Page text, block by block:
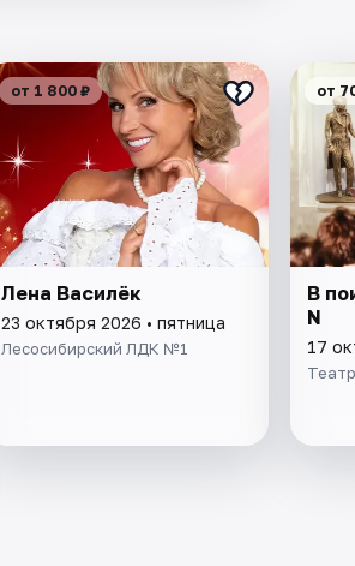
от 1 800 ₽
Лена Василёк
23 октября 2026 • пятница
Лесосибирский ЛДК №1
от
В
N
17